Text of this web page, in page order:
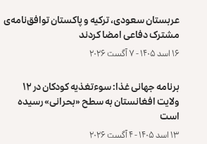
عربستان سعودی، ترکیه و پاکستان توافق‌نامه‌ی
مشترک دفاعی امضا کردند
۱۶ اسد ۱۴۰۵ - ۷ آگست ۲۰۲۶
برنامه جهانی غذا: سوءتغذیه کودکان در ۱۲
ولایت افغانستان به سطح «بحرانی» رسیده
است
۱۳ اسد ۱۴۰۵ - ۴ آگست ۲۰۲۶